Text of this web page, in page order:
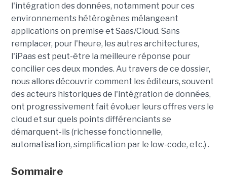
l'intégration des données, notamment pour ces
environnements hétérogènes mélangeant
applications on premise et Saas/Cloud. Sans
remplacer, pour l'heure, les autres architectures,
l'iPaas est peut-être la meilleure réponse pour
concilier ces deux mondes. Au travers de ce dossier,
nous allons découvrir comment les éditeurs, souvent
des acteurs historiques de l'intégration de données,
ont progressivement fait évoluer leurs offres vers le
cloud et sur quels points différenciants se
démarquent-ils (richesse fonctionnelle,
automatisation, simplification par le low-code, etc.) .
Sommaire